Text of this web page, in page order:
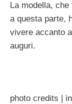
La modella,
a questa parte,
vivere accanto
auguri.
photo credits |